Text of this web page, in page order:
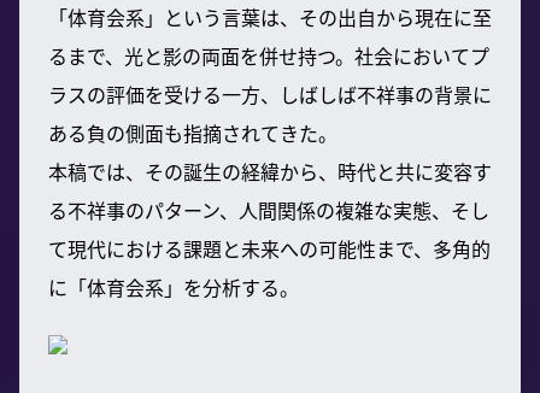
「体育会系」という言葉は、その出自から現在に至
るまで、光と影の両面を併せ持つ。社会においてプ
ラスの評価を受ける一方、しばしば不祥事の背景に
ある負の側面も指摘されてきた。
本稿では、その誕生の経緯から、時代と共に変容す
る不祥事のパターン、人間関係の複雑な実態、そし
て現代における課題と未来への可能性まで、多角的
に「体育会系」を分析する。